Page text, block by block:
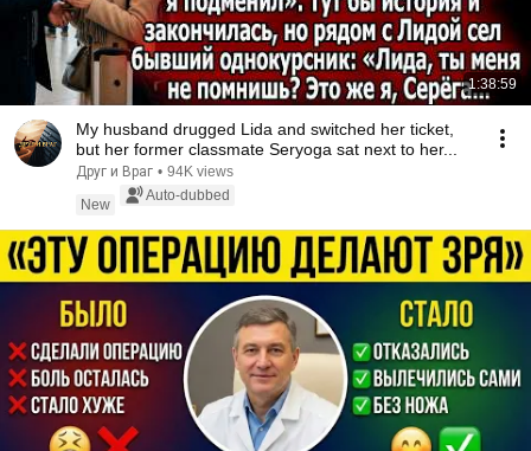
1:38:59
My husband drugged Lida and switched her ticket,
but her former classmate Seryoga sat next to her...
Друг и Враг • 94K views
New
Auto-dubbed